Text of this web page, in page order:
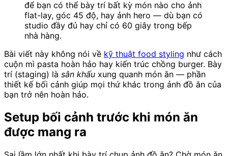
để bạn có thể bày trí bất kỳ món nào cho ảnh
flat-lay, góc 45 độ, hay ảnh hero — dù bạn có
studio đầy đủ hay chỉ có 60 giây trong bếp
nhà hàng.
Bài viết này không nói về kỹ thuật food styling như cách
cuộn mì pasta hoàn hảo hay kiến trúc chồng burger. Bày
trí (staging) là sân khấu xung quanh món ăn — phần
thiết kế bối cảnh giúp mọi thứ khác trong ảnh đồ ăn của
bạn trở nên hoàn hảo.
Setup bối cảnh trước khi món ăn
được mang ra